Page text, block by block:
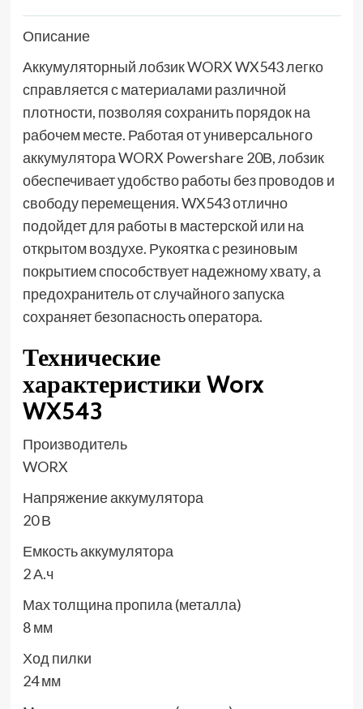
Описание
Аккумуляторный лобзик WORX WX543 легко
справляется с материалами различной
плотности, позволяя сохранить порядок на
рабочем месте. Работая от универсального
аккумулятора WORX Powershare 20В, лобзик
обеспечивает удобство работы без проводов и
свободу перемещения. WX543 отлично
подойдет для работы в мастерской или на
открытом воздухе. Рукоятка с резиновым
покрытием способствует надежному хвату, а
предохранитель от случайного запуска
сохраняет безопасность оператора.
Технические
характеристики Worx
WX543
Производитель
WORX
Напряжение аккумулятора
20 В
Емкость аккумулятора
2 А.ч
Мах толщина пропила (металла)
8 мм
Ход пилки
24 мм